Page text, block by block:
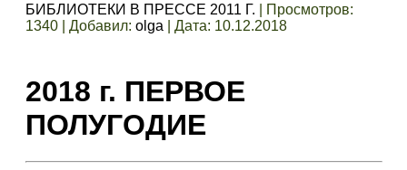
БИБЛИОТЕКИ В ПРЕССЕ 2011 Г.
Просмотров:
1340 |Добавил: olga |Дата: 10.12.2018
2018 г. ПЕРВОЕ
ПОЛУГОДИЕ